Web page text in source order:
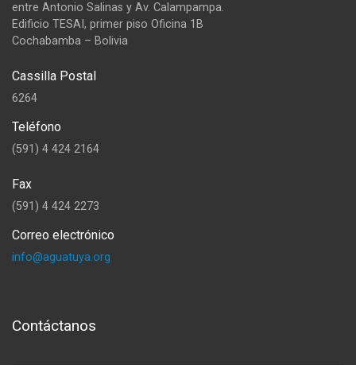
entre Antonio Salinas y Av. Calampampa.
Edificio TESAI, primer piso Oficina 1B
Cochabamba – Bolivia
Cassilla Postal
6264
Teléfono
(591) 4 424 2164
Fax
(591) 4 424 2273
Correo electrónico
info@aguatuya.org
Contáctanos